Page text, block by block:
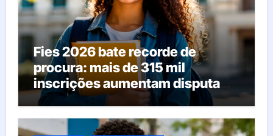
Fies 2026 bate recorde de
procura: mais de 315 mil
inscrições aumentam disputa
pelas vagas; veja o que acontece
agora